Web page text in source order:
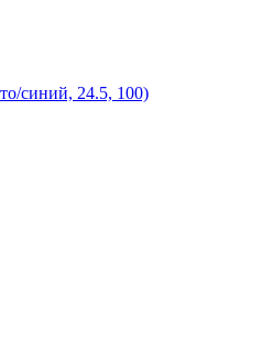
синий, 24.5, 100)